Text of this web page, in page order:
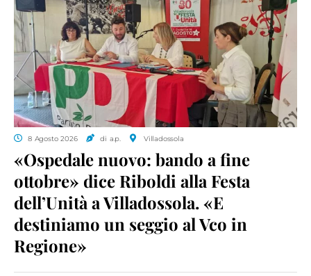
8 Agosto 2026 di a.p. Villadossola
«Ospedale nuovo: bando a fine
ottobre» dice Riboldi alla Festa
dell’Unità a Villadossola. «E
destiniamo un seggio al Vco in
Regione»